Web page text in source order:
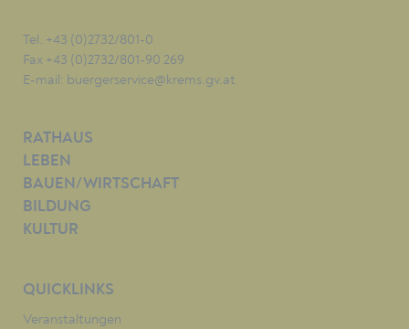
Tel. +43 (0)2732/801-0
Fax +43 (0)2732/801-90 269
E-mail: buergerservice@krems.gv.at
RATHAUS
LEBEN
BAUEN/WIRTSCHAFT
BILDUNG
KULTUR
QUICKLINKS
Veranstaltungen